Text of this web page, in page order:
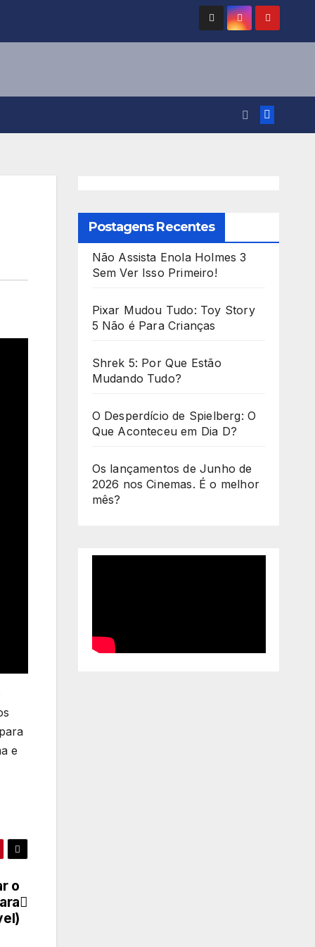
e
o
Postagens Recentes
Não Assista Enola Holmes 3
Sem Ver Isso Primeiro!
Pixar Mudou Tudo: Toy Story
5 Não é Para Crianças
Shrek 5: Por Que Estão
Mudando Tudo?
O Desperdício de Spielberg: O
Que Aconteceu em Dia D?
Os lançamentos de Junho de
2026 nos Cinemas. É o melhor
mês?